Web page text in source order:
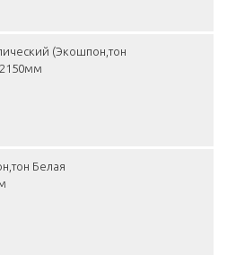
(Экошпон,тон
Белая